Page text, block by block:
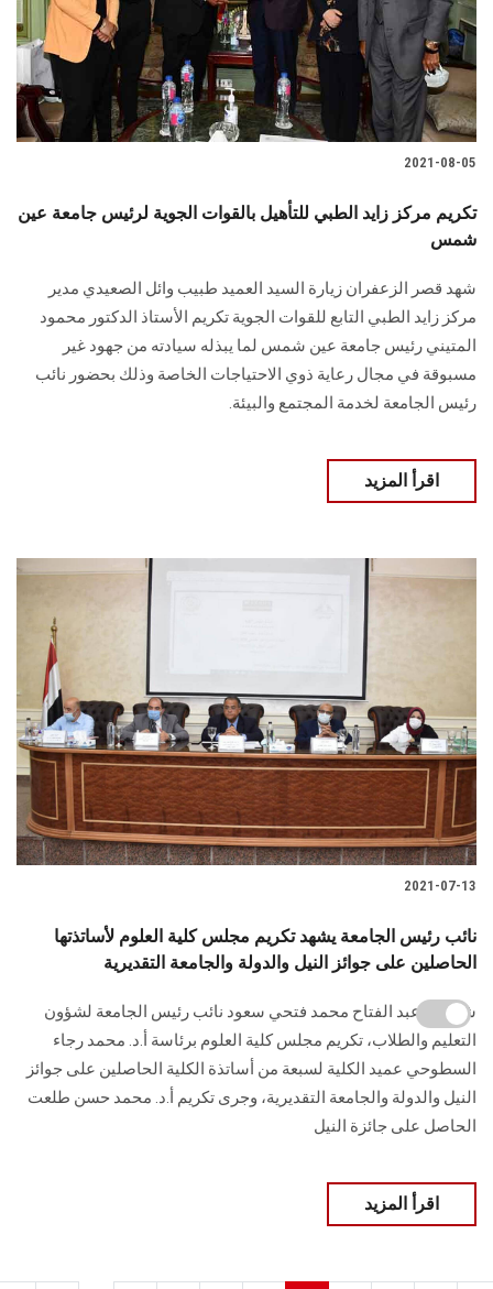
2021-08-05
تكريم مركز زايد الطبي للتأهيل بالقوات الجوية لرئيس جامعة عين
شمس
شهد قصر الزعفران زيارة السيد العميد طبيب وائل الصعيدي مدير
مركز زايد الطبي التابع للقوات الجوية تكريم الأستاذ الدكتور محمود
المتيني رئيس جامعة عين شمس لما يبذله سيادته من جهود غير
مسبوقة في مجال رعاية ذوي الاحتياجات الخاصة وذلك بحضور نائب
رئيس الجامعة لخدمة المجتمع والبيئة.
اقرأ المزيد
2021-07-13
نائب رئيس الجامعة يشهد تكريم مجلس كلية العلوم لأساتذتها
الحاصلين على جوائز النيل والدولة والجامعة التقديرية
شهد أ.د. عبد الفتاح محمد فتحي سعود نائب رئيس الجامعة لشؤون
التعليم والطلاب، تكريم مجلس كلية العلوم برئاسة أ.د. محمد رجاء
السطوحي عميد الكلية لسبعة من أساتذة الكلية الحاصلين على جوائز
النيل والدولة والجامعة التقديرية، وجرى تكريم أ.د. محمد حسن طلعت
الحاصل على جائزة النيل
اقرأ المزيد